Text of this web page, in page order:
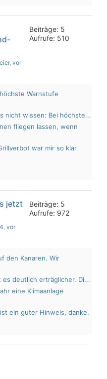
, vor
Beiträge: 5
Aufrufe: 510
Warnstufe
nicht wissen: Bei höchste...
fliegen lassen, wenn
war mir so klar
jetzt
, vor
Beiträge: 5
Aufrufe: 972
den Kanaren. Wir
es deutlich erträglicher. Di...
eine Klimaanlage
ein guter Hinweis, danke.